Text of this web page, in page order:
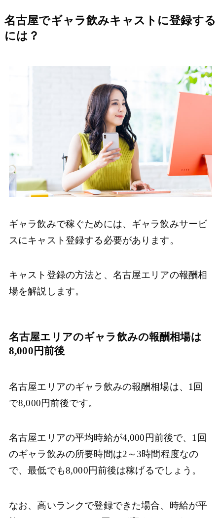
名古屋でギャラ飲みキャストに登録する
には？
ギャラ飲みで稼ぐためには、ギャラ飲みサービ
スにキャスト登録する必要があります。
キャスト登録の方法と、名古屋エリアの報酬相
場を解説します。
名古屋エリアのギャラ飲みの報酬相場は
8,000円前後
名古屋エリアのギャラ飲みの報酬相場は、1回
で8,000円前後です。
名古屋エリアの平均時給が4,000円前後で、1回
のギャラ飲みの所要時間は2～3時間程度なの
で、最低でも8,000円前後は稼げるでしょう。
なお、高いランクで登録できた場合、時給が平